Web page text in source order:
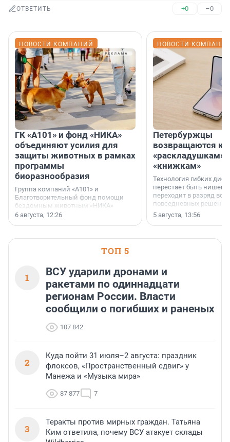
ОТВЕТИТЬ +0 –0
НОВОСТИ КОМПАНИЙ
ГК «А101» и фонд «НИКА»
объединяют усилия для
защиты животных в рамках
программы
биоразнообразия
Группа компаний «А101» и
Благотворительный фонд помощи
бездомным животным «НИКА»
заключили соглашение о
6 августа, 12:26
НОВОСТИ
Петербуржцы
возвращаются к
«раскладушкам»
«книжкам»
Технология гибких
перестает быть
переходит в разряд
повседневных
5 августа, 13:56
ТОП 5
1
ВСУ ударили дронами и
ракетами по одиннадцати
регионам России. Власти
сообщили о погибших и раненых
107 842
2
Куда пойти 31 июля–2 августа: праздник
флоксов, «Пространственный сдвиг» у
Манежа и «Музыка мира»
87 877 7
3
Теракты против мирных граждан. Татьяна
Ким ответила, почему ВСУ атакует склады